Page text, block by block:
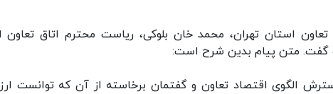
استان تهران، محمد خان بلوکی، ریاست محترم اتاق
گفت. متن پیام بدین شرح است:
الگوی اقتصاد تعاون و گفتمان برخاسته از آن که توانست